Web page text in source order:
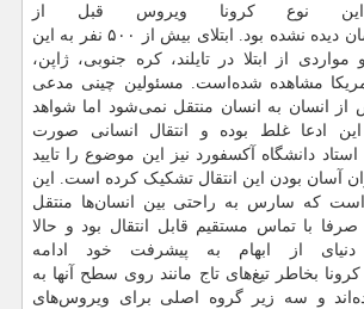
نوع کرونا ویروس قبل از
این همه‌گیری در انسان دیده نشده بود. ابتلای بیش از ۵۰۰ نفر به این
از ابتلا در تایلند، کره جنوبی، ژاپن،
آمریکا مشاهده شده‌است. مسئولین چینی مدعی
انسان به انسان منتقل نمی‌شود اما شواهد
ادعا غلط بوده و انتقال انسانی صورت
دانشگاه آکسفورد نیز این موضوع را تایید
آسان بودن این انتقال تشکیک کرده است. این
که سارس به راحتی بین انسان‌ها منتقل
با تماس مستقیم قابل انتقال بود و حالا
از ابهام به پیشرفت خود ادامه
بخاطر تیغ‌های تاج مانند روی سطح آنها به
و سه زیر گروه اصلی برای ویروس‌های